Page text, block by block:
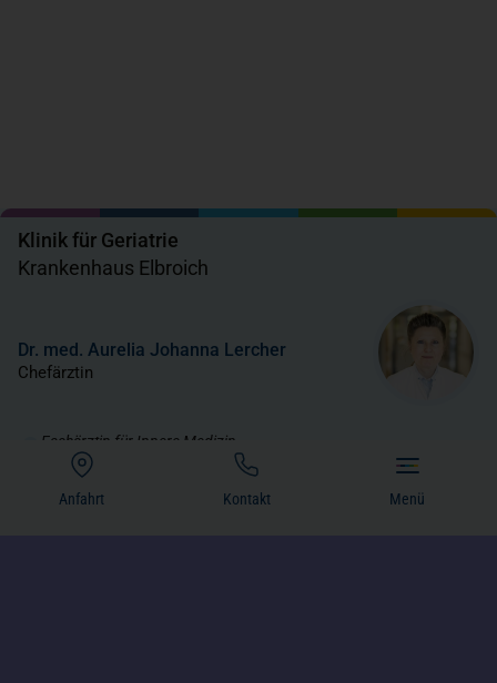
Anfahrt
(öffnet in einem neuen Tab) Kontakt Menü
Klinik für Geriatrie
Krankenhaus Elbroich
Dr. med. Aurelia Johanna Lercher
Chefärztin
Fachärztin für Innere Medizin
Fachärztin für Rheumatologie
Zusatzbezeichnung Geriatrie